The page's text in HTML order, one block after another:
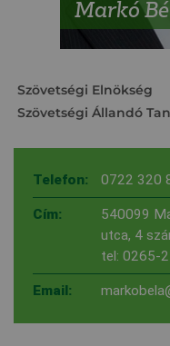
Markó
Szövetségi Elnökség
Szövetségi Állandó
Telefon: 0722 320
Cím:
540099
utca, 4
tel: 0265-
Email: